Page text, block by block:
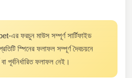
এর ফরচুন মাউস সম্পূর্ণ সার্টিফাইড
স্পিনের ফলাফল সম্পূর্ণ দৈবচয়নে
পূর্বনির্ধারিত ফলাফল নেই।